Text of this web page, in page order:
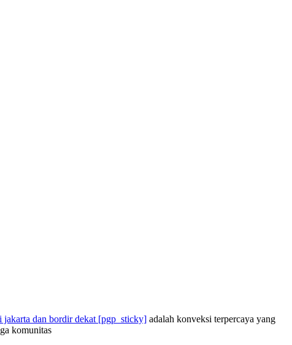
dan bordir dekat [pgp_sticky] adalah konveksi terpercaya yang
komunitas